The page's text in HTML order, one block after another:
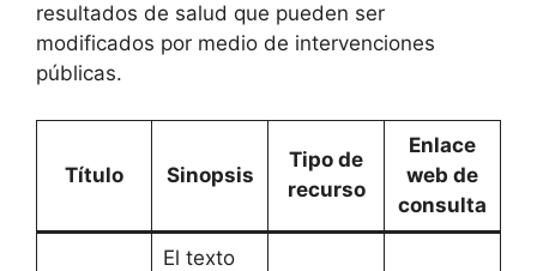
resultados de salud que pueden ser
modificados por medio de intervenciones
públicas.
Título Sinopsis
Tipo de
recurso
Enlace
web de
consulta
El texto